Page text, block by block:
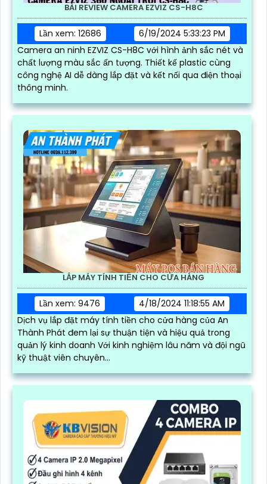
BÀI REVIEW CAMERA EZVIZ CS-H8C
Lần xem: 12686
6/19/2024 5:33:23 PM
Camera an ninh EZVIZ CS-H8C với hình ảnh sắc nét và
chất lượng màu sắc ấn tượng. Thiết kế plastic cùng
công nghệ AI dễ dàng lắp đặt và kết nối qua điện thoại
thông minh.
LẮP MÁY TÍNH TIỀN CHO CỬA HÀNG
Lần xem: 9476
4/18/2024 11:18:55 AM
Dịch vụ lắp đặt máy tính tiền cho cửa hàng của An
Thành Phát đem lại sự thuận tiện và hiệu quả trong
quản lý kinh doanh Với kinh nghiệm lâu năm và đội ngũ
kỹ thuật viên chuyên...